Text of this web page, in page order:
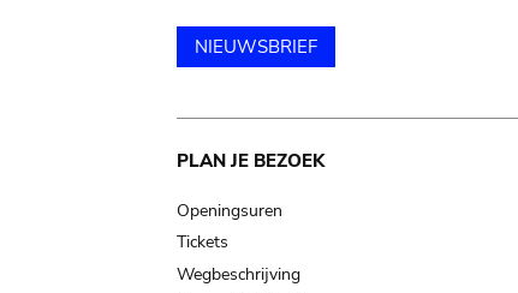
NIEUWSBRIEF
Main
navigation
PLAN JE BEZOEK
Openingsuren
Tickets
Wegbeschrijving